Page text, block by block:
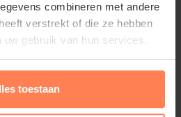
combineren met andere
verstrekt of die ze hebben
gebruik van hun services.
toestaan
en siergrassen geeft
effect.
purpurea